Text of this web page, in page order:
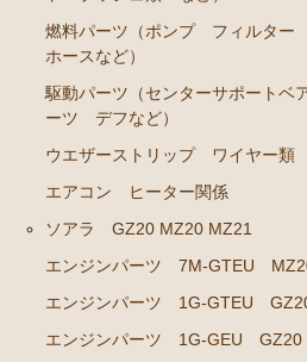
ステアリングパーツ（ピット
アーム タイロッドエンド な
足回りパーツ（ベアリング
シュ類 など）
ーゲージ ホースなど）
駆動パーツ（センターサポー
シャフトブーツ デフなど）
ラベル
クラウンGS130/G GS131 131H
燃料パーツ（ポンプ フィルタ
ホースなど）
駆動パーツ（センターサポートベ
ーツ デフなど）
ウエザーストリップ ワイヤー類
エアコン ヒーター関係
ソアラ GZ20 MZ20 MZ21
エンジンパーツ 7M-GTEU
エンジンパーツ 1G-GTEU
エンジンパーツ 1G-GEU GZ20